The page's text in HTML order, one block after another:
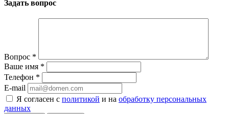
Задать вопрос
Вопрос *
Ваше имя *
Телефон *
E-mail
Я согласен с политикой и на обработку персональных
данных